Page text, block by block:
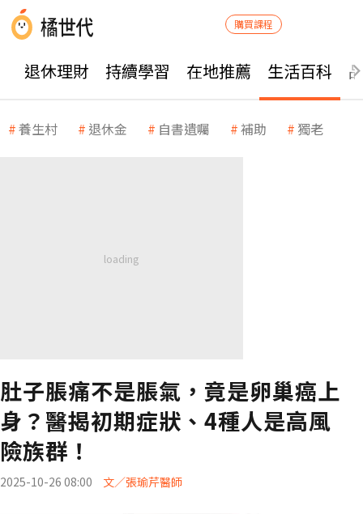
購買課程
退休理財 持續學習 在地推薦 生活百科
養生村 退休金 自書遺囑 補助 獨老
肚子脹痛不是脹氣，竟是卵巢癌上
身？醫揭初期症狀、4種人是高風
險族群！
2025-10-26 08:00 文／張瑜芹醫師